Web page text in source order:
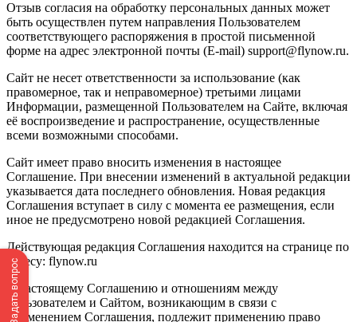
Отзыв согласия на обработку персональных данных может
быть осуществлен путем направления Пользователем
соответствующего распоряжения в простой письменной
форме на адрес электронной почты (E-mail) support@flynow.ru.
Сайт не несет ответственности за использование (как
правомерное, так и неправомерное) третьими лицами
Информации, размещенной Пользователем на Сайте, включая
её воспроизведение и распространение, осуществленные
всеми возможными способами.
Сайт имеет право вносить изменения в настоящее
Соглашение. При внесении изменений в актуальной редакции
указывается дата последнего обновления. Новая редакция
Соглашения вступает в силу с момента ее размещения, если
иное не предусмотрено новой редакцией Соглашения.
Действующая редакция Соглашения находится на странице по
адресу: flynow.ru
К настоящему Соглашению и отношениям между
пользователем и Сайтом, возникающим в связи с
применением Соглашения, подлежит применению право
Задать вопрос